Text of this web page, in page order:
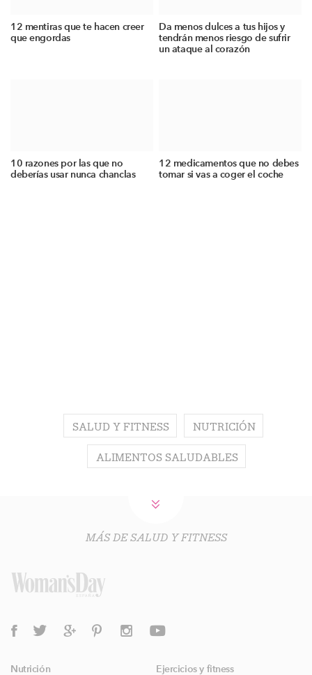
12 mentiras que te hacen creer
que engordas
Da menos dulces a tus hijos y
tendrán menos riesgo de sufrir
un ataque al corazón
10 razones por las que no
deberías usar nunca chanclas
12 medicamentos que no debes
tomar si vas a coger el coche
SALUD Y FITNESS NUTRICIÓN
ALIMENTOS SALUDABLES
MÁS DE SALUD Y FITNESS
Nutrición Ejercicios y fitness